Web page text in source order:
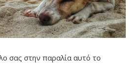
σας στην παραλία αυτό το